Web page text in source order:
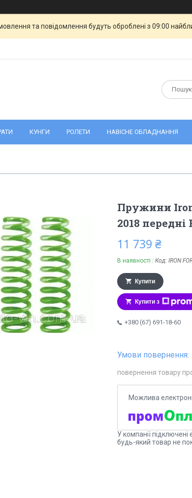
та повідомлення будуть оброблені з 09:00
КУНГИ РОЛЕТИ НАВІСНЕ ОБЛАДНАННЯ
Пружини
2018 передні
11 739 ₴
В наявності Код: IRON
Купити
Купити з
+380 (67) 691-18-60
повернення товару
У компанії
будь-який товар не